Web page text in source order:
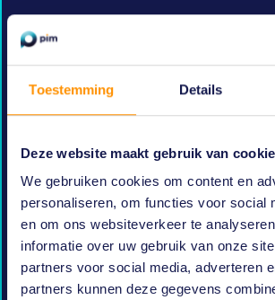
Toestemming Details
Deze website maakt gebruik van
We gebruiken cookies om content en
personaliseren, om functies voor social
en om ons websiteverkeer te
informatie over uw gebruik van onze
partners voor social media, adverteren
partners kunnen deze gegevens
Tussenvoegsel
Achternaam
Functiebenaming